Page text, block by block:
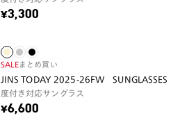
¥3,300
SALEまとめ買い
JINS TODAY 2025-26FW SUNGLASSES
度付き対応サングラス
¥6,600